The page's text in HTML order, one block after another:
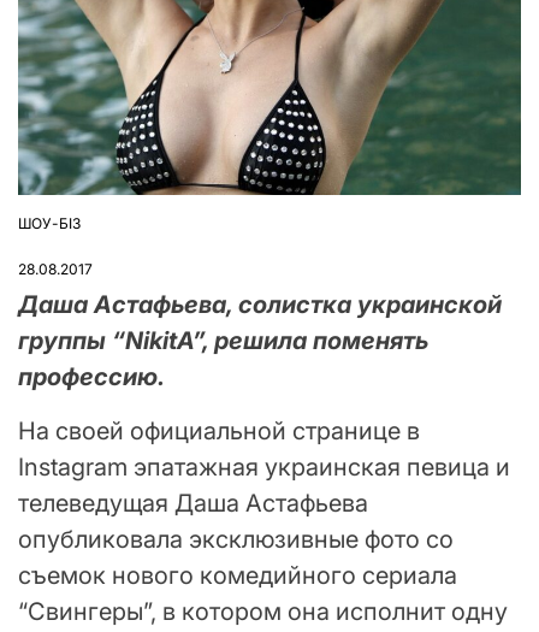
ОПУБЛІКУВАТИ
ШОУ-БІЗ
28.08.2017
Даша Астафьева, солистка украинской
группы “NikitA”, решила поменять
профессию.
На своей официальной странице в
Instagram эпатажная украинская певица и
телеведущая Даша Астафьева
опубликовала эксклюзивные фото со
съемок нового комедийного сериала
“Свингеры”, в котором она исполнит одну